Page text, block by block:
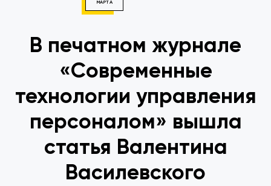
МАРТА
В печатном журнале
«Современные
технологии управления
персоналом» вышла
статья Валентина
Василевского